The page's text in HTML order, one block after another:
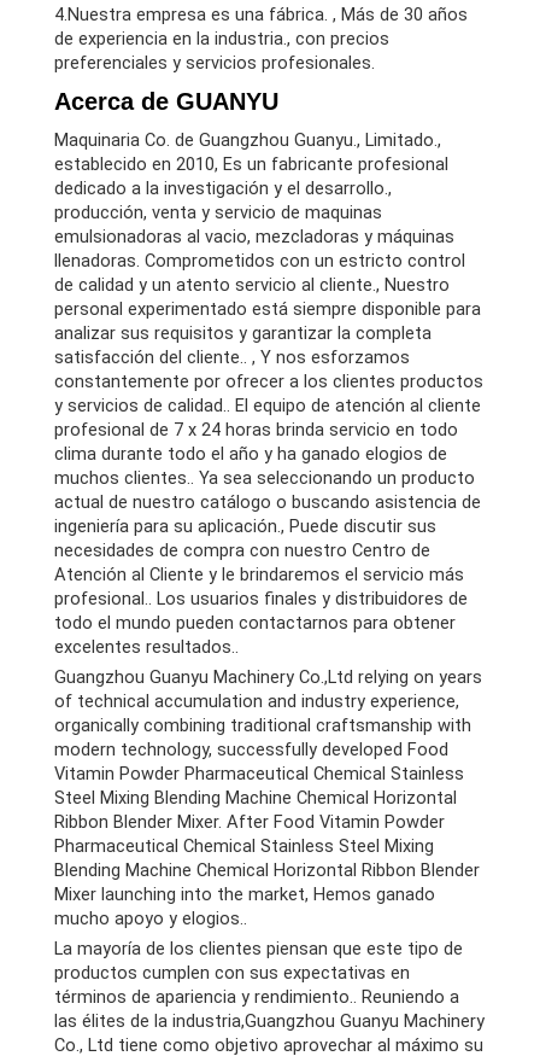
4.Nuestra empresa es una fábrica. , Más de 30 años
de experiencia en la industria., con precios
preferenciales y servicios profesionales.
Acerca de GUANYU
Maquinaria Co. de Guangzhou Guanyu., Limitado.,
establecido en 2010, Es un fabricante profesional
dedicado a la investigación y el desarrollo.,
producción, venta y servicio de maquinas
emulsionadoras al vacio, mezcladoras y máquinas
llenadoras. Comprometidos con un estricto control
de calidad y un atento servicio al cliente., Nuestro
personal experimentado está siempre disponible para
analizar sus requisitos y garantizar la completa
satisfacción del cliente.. , Y nos esforzamos
constantemente por ofrecer a los clientes productos
y servicios de calidad.. El equipo de atención al cliente
profesional de 7 x 24 horas brinda servicio en todo
clima durante todo el año y ha ganado elogios de
muchos clientes.. Ya sea seleccionando un producto
actual de nuestro catálogo o buscando asistencia de
ingeniería para su aplicación., Puede discutir sus
necesidades de compra con nuestro Centro de
Atención al Cliente y le brindaremos el servicio más
profesional.. Los usuarios finales y distribuidores de
todo el mundo pueden contactarnos para obtener
excelentes resultados..
Guangzhou Guanyu Machinery Co.,Ltd relying on years
of technical accumulation and industry experience,
organically combining traditional craftsmanship with
modern technology, successfully developed Food
Vitamin Powder Pharmaceutical Chemical Stainless
Steel Mixing Blending Machine Chemical Horizontal
Ribbon Blender Mixer. After Food Vitamin Powder
Pharmaceutical Chemical Stainless Steel Mixing
Blending Machine Chemical Horizontal Ribbon Blender
Mixer launching into the market, Hemos ganado
mucho apoyo y elogios..
La mayoría de los clientes piensan que este tipo de
productos cumplen con sus expectativas en
términos de apariencia y rendimiento.. Reuniendo a
las élites de la industria,Guangzhou Guanyu Machinery
Co., Ltd tiene como objetivo aprovechar al máximo su